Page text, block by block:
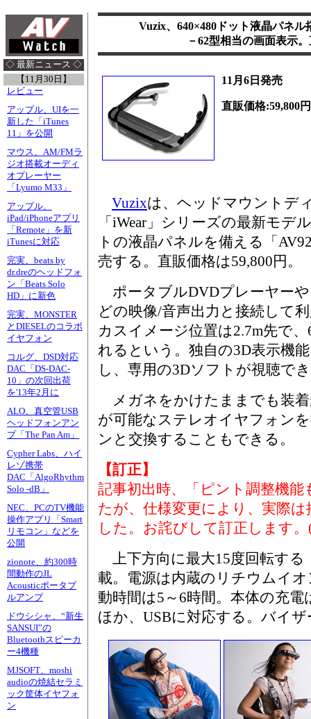
◇ 最新ニュース ◇
【11月30日】
レビュー
アップル、UIを一
新した「iTunes
11」を公開
マウス、AM/FMラ
ジオ搭載オーディ
オプレーヤー
「Lyumo M33」
アップル、
iPad/iPhoneアプリ
「Remote」を新
iTunesに対応
完実、beats by
dr.dreのヘッドフォ
ン「Beats Solo
HD」に新色
完実、MONSTER
とDIESELのコラボ
イヤフォン
コルグ、DSD対応
DAC「DS-DAC-
10」の次回出荷
を'13年2月に
ALO、真空管USB
ヘッドフォンアン
プ「The Pan Am」
Cypher Labs、ハイ
レゾ携帯
DAC「AlgoRhythm
Solo -dB」
NEC、PCのTV機能
操作アプリ「Smart
リモコン」などを
公開
zionote、約300時
間動作のJL
Acousticポータブ
ルアンプ
ドウシシャ、“新生
SANSUI”の
Bluetoothスピーカ
ー4機種
MJSOFT、moshi
audioの焼結セラミ
ック筐体イヤフォ
ン
Vuzix、640×480ドット液晶パネ
－62型相当の画面表示
11月6日発売
直販価格:59,800円
Vuzixは、ヘッドマウントデ
「iWear」シリーズの最新モデ
トの液晶パネルを備える「
売する。直販価格は59,800円。
ポータブルDVDプレーヤー
どの映像/音声出力と接続して
カスイメージ位置は2.7m先で
れるという。独自の3D表示機
し、専用の3Dソフトが視聴で
メガネをかけたままでも装
が可能なステレオイヤフォン
ンと交換することもできる。
【訂正】
記事初出時、「ピント調整機
たが、仕様変更により、実際
した。お詫びして訂正します。
上下方向に最大15度回転する
載。電源は内蔵のリチウムイ
動時間は5～6時間。本体の充
ほか、USBに対応する。バイ